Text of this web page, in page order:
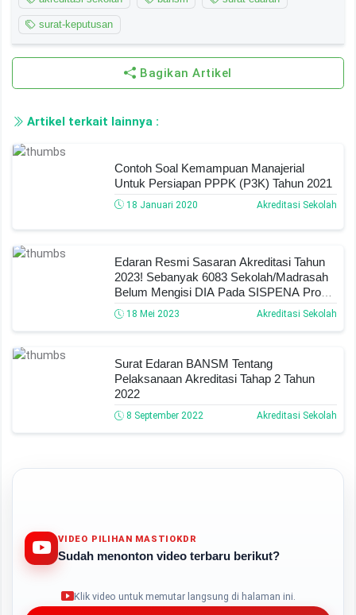
surat-keputusan
Bagikan Artikel
Artikel terkait lainnya :
Contoh Soal Kemampuan Manajerial
Untuk Persiapan PPPK (P3K) Tahun 2021
18 Januari 2020 Akreditasi Sekolah
Edaran Resmi Sasaran Akreditasi Tahun
2023! Sebanyak 6083 Sekolah/Madrasah
Belum Mengisi DIA Pada SISPENA Prov
Jatim! Cek Sekolahmu Sekarang!
18 Mei 2023 Akreditasi Sekolah
Surat Edaran BANSM Tentang
Pelaksanaan Akreditasi Tahap 2 Tahun
2022
8 September 2022 Akreditasi Sekolah
VIDEO PILIHAN MASTIOKDR
Sudah menonton video terbaru berikut?
Klik video untuk memutar langsung di halaman ini.